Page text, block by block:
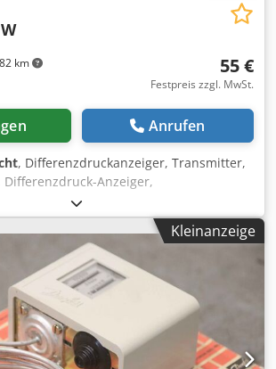
km 55 €
Festpreis zzgl. MwSt.
Anrufen
, Differenzdruckanzeiger, Transmitter,
Differenzdruck-Anzeiger,
Druckschalter,
Pressostat -Hersteller: Danfoss,
Ovp -Typ: KP 1W -Diff.: 0, 7 bar -
vorhanden -Preis: pro Stück
Herf -Abmessungen Karton:
-Gewicht: 0,4 kg
Kleinanzeige